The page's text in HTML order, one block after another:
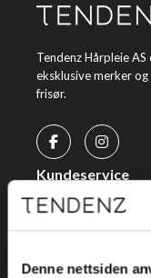
Denne nettsiden
Tendenz Hårpleie
eksklusive merker
frisør.
Kundeservice
Kjøpsvilkår
Personvern